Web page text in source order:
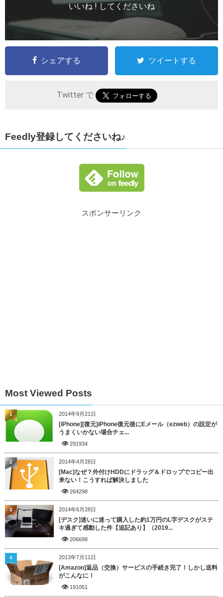
いいね ! してくださいね
シェアする ツイートする
Twitter で
Feedly登録してくださいね♪
スポンサーリンク
Most Viewed Posts
2014年9月21日
[iPhone][復元]iPhone復元後にEメール（ezweb）の設定が
うまくいかない場合チェ...
291934
1
2014年4月28日
[Mac]なぜ？外付けHDDにドラッグ＆ドロップでコピー出
来ない！こうすれば解決しました
264298
2
2014年6月28日
[デスク]迷いに迷って購入した約1万円のL字デスクがステ
キ過ぎて感動した件【追記あり】（2019...
206698
3
2013年7月11日
[Amazon]返品（交換）サービスの手続き完了！しかし送料
がこんなに！
191051
4